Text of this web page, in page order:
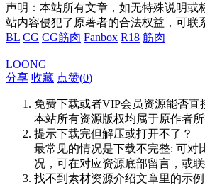
声明：本站所有文章，如无特殊说明
站内容侵犯了原著者的合法权益，可联
BL CG CG筋肉 Fanbox R18 筋肉
LOONG
分享 收藏 点赞(0)
免费下载或者VIP会员资源能否直
本站所有资源版权均属于原作者
提示下载完但解压或打开不了？
最常见的情况是下载不完整: 可对
况，可在对应资源底部留言，或联
找不到素材资源介绍文章里的示例